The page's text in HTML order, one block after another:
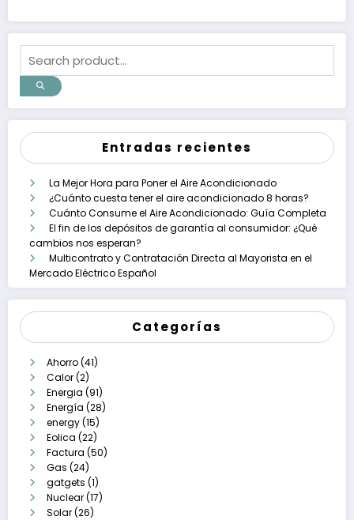
Entradas recientes
La Mejor Hora para Poner el Aire Acondicionado
¿Cuánto cuesta tener el aire acondicionado 8 horas?
Cuánto Consume el Aire Acondicionado: Guía Completa
El fin de los depósitos de garantía al consumidor: ¿Qué
cambios nos esperan?
Multicontrato y Contratación Directa al Mayorista en el
Mercado Eléctrico Español
Categorías
Ahorro(41)
Calor(2)
Energia (91)
Energía (28)
energy(15)
Eolica (22)
Factura (50)
Gas (24)
gatgets (1)
Nuclear(17)
Solar(26)